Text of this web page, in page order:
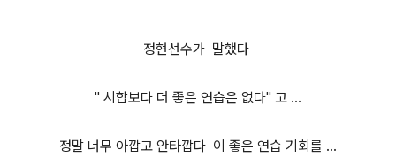
정현선수가 말했다
" 시합보다 더 좋은 연습은 없다" 고 ...
정말 너무 아깝고 안타깝다 이 좋은 연습 기회를 ...